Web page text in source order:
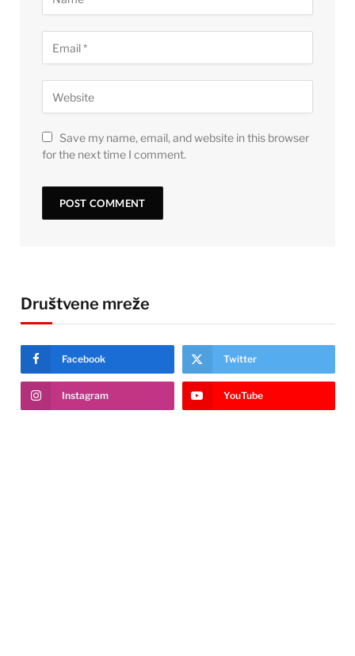
Save my name, email, and website in this browser
for the next time I comment.
Društvene mreže
Facebook Twitter
Instagram YouTube